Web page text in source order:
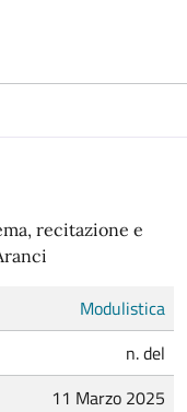
recitazione e
Modulistica
n. del
11 Marzo 2025